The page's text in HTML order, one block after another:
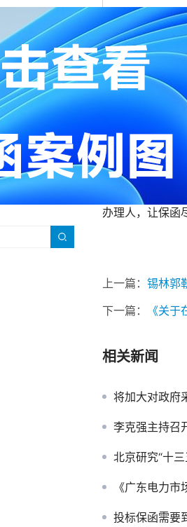
（1）投标保证
（2）投标保证
（3）因这次
把保函交于石
可见投标保函是
因为担保公司和
办理人，让保函
上一篇： 锡林郭
下一篇：
《关
相关新闻
将加大对政府
李克强主持召
北京研究“十
《广东电力
投标保函需要